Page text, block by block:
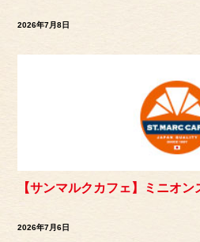
2026年7月8日
【サンマルクカフェ】ミニオン
2026年7月6日